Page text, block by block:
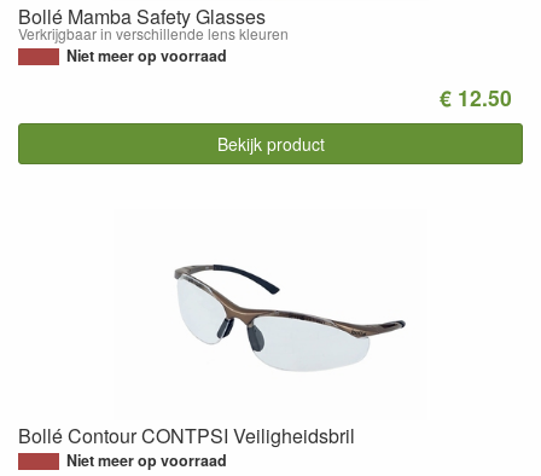
Bollé Mamba Safety Glasses
Verkrijgbaar in verschillende lens kleuren
Niet meer op voorraad
€ 12.50
Bekijk product
Bollé Contour CONTPSI Veiligheidsbril
Niet meer op voorraad